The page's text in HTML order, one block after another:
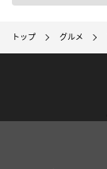
トップ グルメ